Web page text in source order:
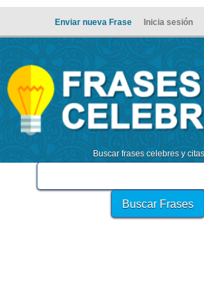
Enviar nueva Frase Inicia sesión
Buscar frases celebres y